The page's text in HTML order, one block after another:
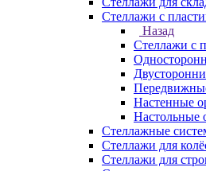
Стеллажи с
Назад
Стеллажи с
Настенные
Настольные
Стеллажные
Стеллажи для
Стеллажи для